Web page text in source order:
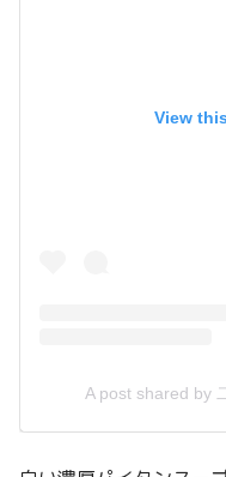
View
A post shared by